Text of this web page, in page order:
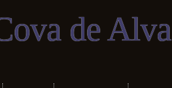
de Alva